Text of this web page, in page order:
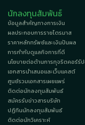
นักลงทุนสัมพันธ์
ข้อมูลสำคัญทางการเงิน
ผลประกอบการรายไตรมาส
ราคาหลักทรัพย์และเงินปันผล
การกำกับดูแลกิจการที่ดี
นโยบายต่อต้านการทุจริตคอร์รั
เอกสารนำเสนอและเว็บแคสต์
ศูนย์รวมเอกสารเผยแพร่
ติดต่อนักลงทุนสัมพันธ์
สมัครรับข่าวสารบริษัท
ปฏิทินนักลงทุนสัมพันธ์
ติดต่อนักวิเคราะห์